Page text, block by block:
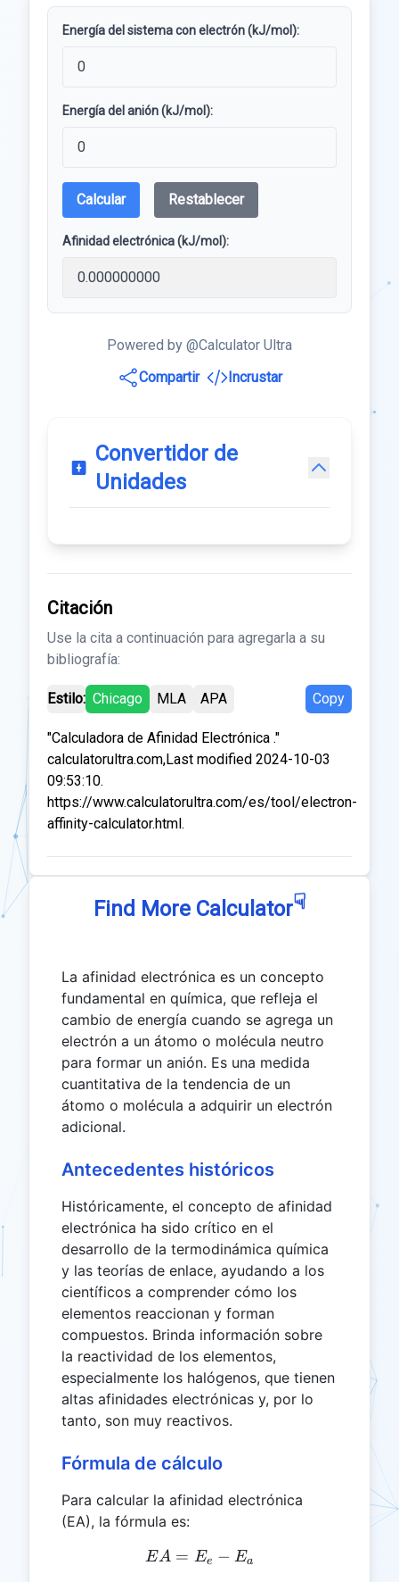
Energía del sistema con electrón (kJ/mol):
Energía del anión (kJ/mol):
Calcular Restablecer
Afinidad electrónica (kJ/mol):
Powered by @Calculator Ultra
Compartir
Incrustar
Convertidor de
Unidades
Citación
Use la cita a continuación para agregarla a su
bibliografía:
Estilo: Chicago MLA APA Copy
"Calculadora de Afinidad Electrónica ."
calculatorultra.com,Last modified 2024-10-03
09:53:10.
https://www.calculatorultra.com/es/tool/electron-
affinity-calculator.html.
Find More Calculator☟
La afinidad electrónica es un concepto
fundamental en química, que refleja el
cambio de energía cuando se agrega un
electrón a un átomo o molécula neutro
para formar un anión. Es una medida
cuantitativa de la tendencia de un
átomo o molécula a adquirir un electrón
adicional.
Antecedentes históricos
Históricamente, el concepto de afinidad
electrónica ha sido crítico en el
desarrollo de la termodinámica química
y las teorías de enlace, ayudando a los
científicos a comprender cómo los
elementos reaccionan y forman
compuestos. Brinda información sobre
la reactividad de los elementos,
especialmente los halógenos, que tienen
altas afinidades electrónicas y, por lo
tanto, son muy reactivos.
Fórmula de cálculo
Para calcular la afinidad electrónica
(EA), la fórmula es:
EA = E_e - E_a
EA = Ee − Ea